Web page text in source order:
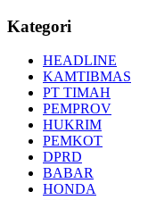
Kategori
HEADLINE
KAMTIBMAS
PT TIMAH
PEMPROV
HUKRIM
PEMKOT
DPRD
BABAR
HONDA